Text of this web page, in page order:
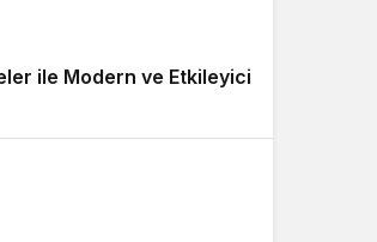
ile Modern ve Etkileyici